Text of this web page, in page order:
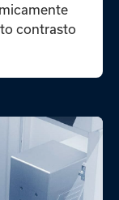
contrasto